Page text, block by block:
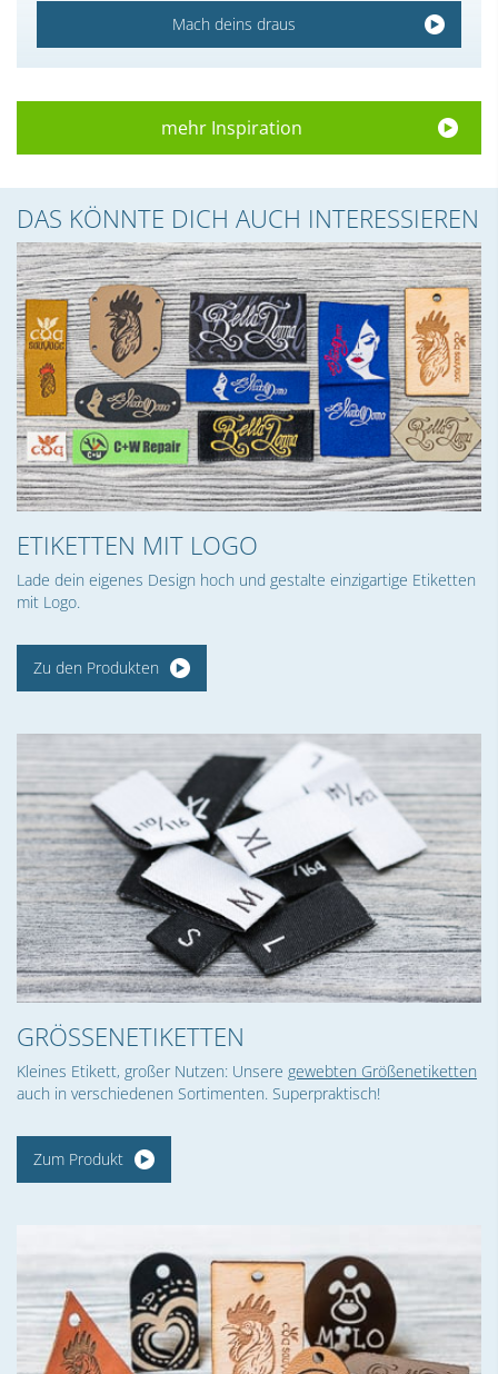
Mach deins draus
mehr Inspiration
DAS KÖNNTE DICH AUCH INTERESSIEREN
ETIKETTEN MIT LOGO
Lade dein eigenes Design hoch und gestalte einzigartige Etiketten
mit Logo.
Zu den Produkten
GRÖSSENETIKETTEN
Kleines Etikett, großer Nutzen: Unsere gewebten Größenetiketten
auch in verschiedenen Sortimenten. Superpraktisch!
Zum Produkt